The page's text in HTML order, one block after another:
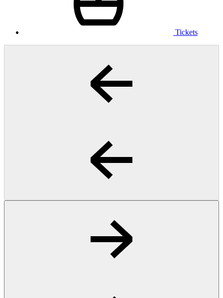
Tickets